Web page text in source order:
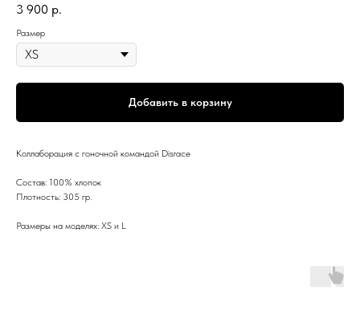
3 900 р.
Размер
Добавить в корзину
Коллаборация с гоночной командой Disrace
Состав: 100% хлопок
Плотность: 305 гр.
Размеры на моделях: XS и L